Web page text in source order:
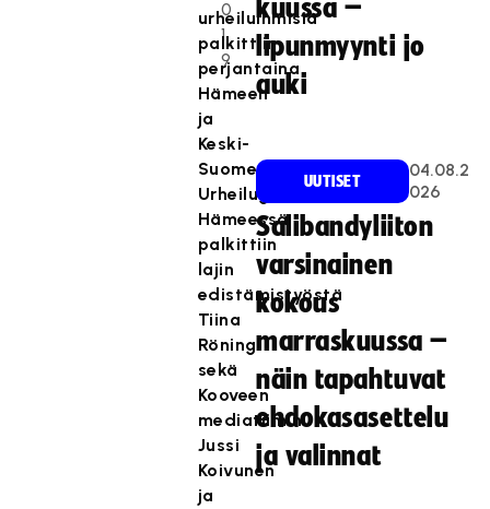
0
1
9
urheiluihmisiä
palkittiin
perjantaina
Hämeen
ja
Keski-
Suomen
Urheilugaaloissa.
Hämeessä
palkittiin
lajin
edistämistyöstä
Tiina
Röning
sekä
Kooveen
mediatiimin
Jussi
Koivunen
ja
kuussa –
lipunmyynti jo
auki
UUTISET
04.08.2
026
Salibandyliiton
varsinainen
kokous
marraskuussa –
näin tapahtuvat
ehdokasasettelu
ja valinnat